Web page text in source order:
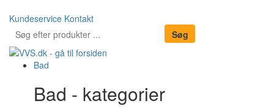
Kundeservice Kontakt
Bad
Bad - kategorier